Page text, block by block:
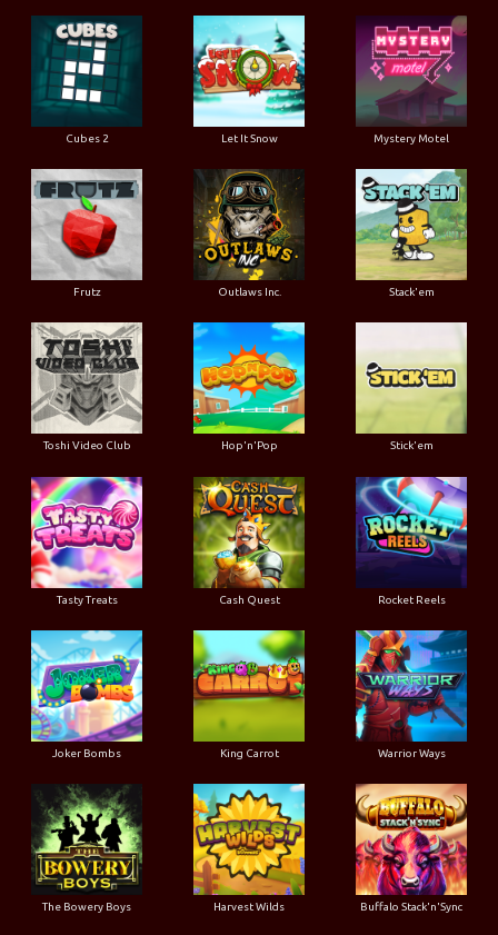
Cubes 2 Let It Snow Mystery Motel
Frutz Outlaws Inc. Stack'em
Toshi Video Club Hop'n'Pop Stick'em
Tasty Treats Cash Quest Rocket Reels
Joker Bombs King Carrot Warrior Ways
The Bowery Boys Harvest Wilds Buffalo Stack'n'Sync